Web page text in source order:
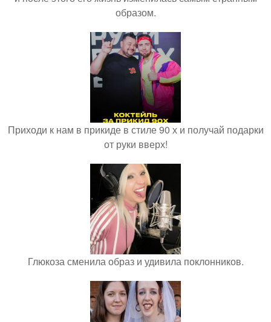
образом.
Приходи к нам в прикиде в стиле 90 х и получай подарки
от руки вверх!
Глюкоза сменила образ и удивила поклонников.